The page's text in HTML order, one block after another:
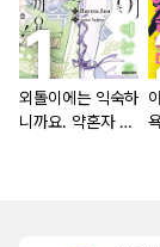
외톨이에는 익숙하
니까요. 약혼자 방